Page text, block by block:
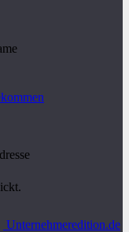
Unternehmeredition.de